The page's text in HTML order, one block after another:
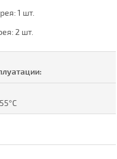
1 шт.
2 шт.